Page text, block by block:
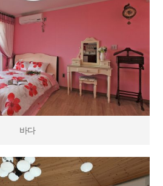
바다
바다